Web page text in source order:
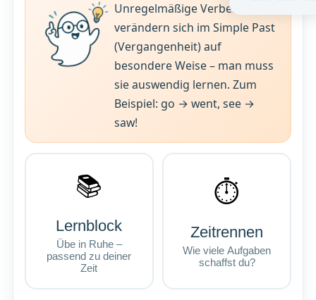
Unregelmäßige Verben
verändern sich im Simple Past
(Vergangenheit) auf
besondere Weise – man muss
sie auswendig lernen. Zum
Beispiel: go → went, see →
saw!
📚
Lernblock
Übe in Ruhe –
passend zu deiner
Zeit
⏱
Zeitrennen
Wie viele Aufgaben
schaffst du?